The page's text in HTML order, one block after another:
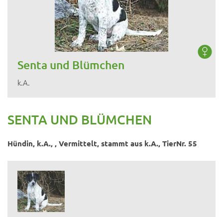
Senta und Blümchen
k.A.
SENTA UND BLÜMCHEN
Hündin, k.A., , Vermittelt, stammt aus k.A., TierNr. 55